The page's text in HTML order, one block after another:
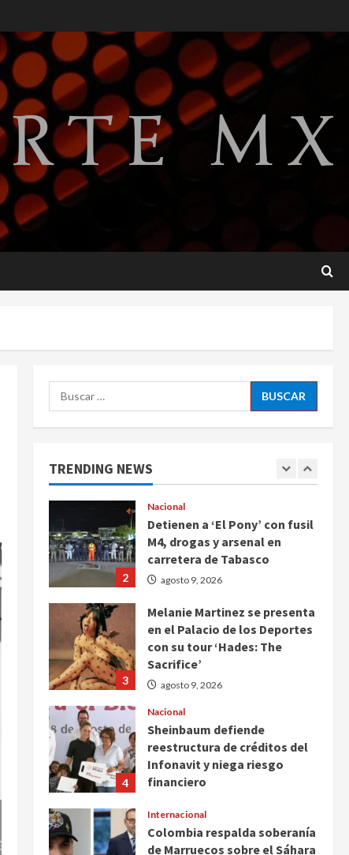
Buscar:
TRENDING NEWS
2
M4, drogas y arsenal en
carretera de Tabasco
agosto 9, 2026
3
Melanie Martinez se presenta
en el Palacio de los Deportes
con su tour ‘Hades: The
Sacrifice’
Infonavit y niega riesgo
agosto 9, 2026
y busca TLC
1
Portada
2
Nacional
Detienen a ‘El Pony’ con fusil
M4, drogas y arsenal en
carretera de Tabasco
agosto 9, 2026
3
Melanie Martinez se presenta
en el Palacio de los Deportes
con su tour ‘Hades: The
Sacrifice’
agosto 9, 2026
4
Nacional
Sheinbaum defiende
reestructura de créditos del
Infonavit y niega riesgo
financiero
Internacional
Colombia respalda soberanía
de Marruecos sobre el Sáhara